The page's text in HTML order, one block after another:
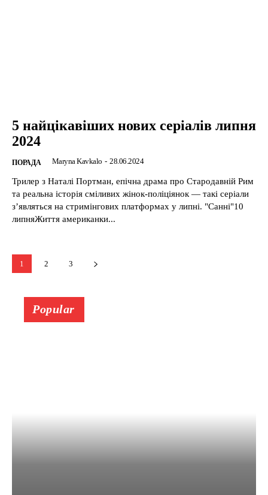
5 найцікавіших нових серіалів липня
2024
ПОРАДА Maryna Kavkalo - 28.06.2024
Трилер з Наталі Портман, епічна драма про Стародавній Рим
та реальна історія сміливих жінок-поліціянок — такі серіали
з’являться на стримінгових платформах у липні. "Санні"10
липняЖиття американки...
1 2 3
Popular